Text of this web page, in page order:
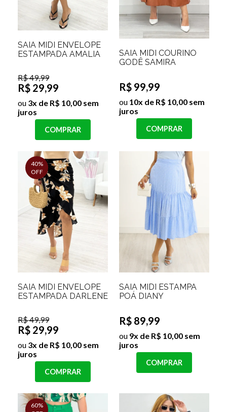
SAIA MIDI ENVELOPE
ESTAMPADA AMALIA
R$ 49,99
R$ 29,99
ou 3x de R$ 10,00 sem
juros
COMPRAR
SAIA MIDI COURINO
GODÊ SAMIRA
R$ 99,99
ou 10x de R$ 10,00 sem
juros
COMPRAR
40%
OFF
SAIA MIDI ENVELOPE
ESTAMPADA DARLENE
R$ 49,99
R$ 29,99
ou 3x de R$ 10,00 sem
juros
COMPRAR
SAIA MIDI ESTAMPA
POÁ DIANY
R$ 89,99
ou 9x de R$ 10,00 sem
juros
COMPRAR
60%